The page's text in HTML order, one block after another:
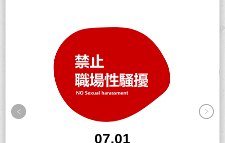
07.01